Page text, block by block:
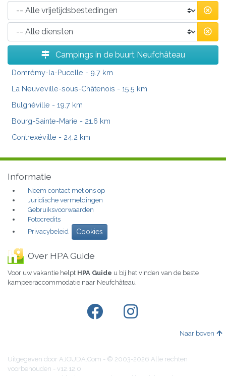
Campings in de buurt Neufchâteau
Domrémy-la-Pucelle - 9.7 km
La Neuveville-sous-Châtenois - 15.5 km
Bulgnéville - 19.7 km
Bourg-Sainte-Marie - 21.6 km
Contrexéville - 24.2 km
Informatie
Neem contact met ons op
Juridische vermeldingen
Gebruiksvoorwaarden
Fotocredits
Privacybeleid
Cookies
Over HPA Guide
Voor uw vakantie helpt HPA Guide u bij het vinden van de beste
kampeeraccommodatie naar Neufchâteau
Naar boven
Uitgegeven door AJOUDA.Com - © 2003-2026 Alle rechten
voorbehouden - v12.12.0